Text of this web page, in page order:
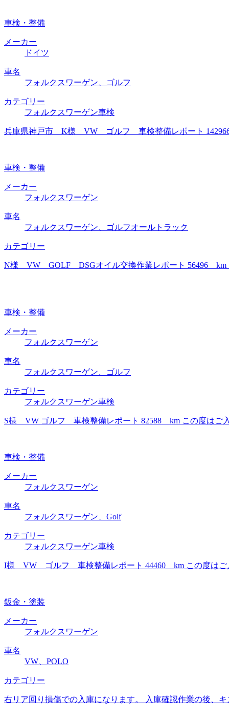
車検・整備
メーカー
ドイツ
車名
フォルクスワーゲン、ゴルフ
カテゴリー
フォルクスワーゲン車検
兵庫県神戸市 K様 VW ゴルフ 車検整備レポート 142966
車検・整備
メーカー
フォルクスワーゲン
車名
フォルクスワーゲン、ゴルフオールトラック
カテゴリー
N様 VW GOLF DSGオイル交換作業レポート 56496 km
車検・整備
メーカー
フォルクスワーゲン
車名
フォルクスワーゲン、ゴルフ
カテゴリー
フォルクスワーゲン車検
S様 VW ゴルフ 車検整備レポート 82588 km この度はご
車検・整備
メーカー
フォルクスワーゲン
車名
フォルクスワーゲン、Golf
カテゴリー
フォルクスワーゲン車検
I様 VW ゴルフ 車検整備レポート 44460 km この度はご
鈑金・塗装
メーカー
フォルクスワーゲン
車名
VW、POLO
カテゴリー
右リア回り損傷での入庫になります。 入庫確認作業の後、